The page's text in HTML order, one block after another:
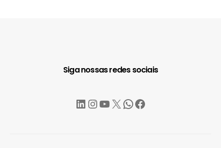
Siga nossas redes sociais
LinkedIn
Instagram
YouTube
X WhatsApp
Facebook